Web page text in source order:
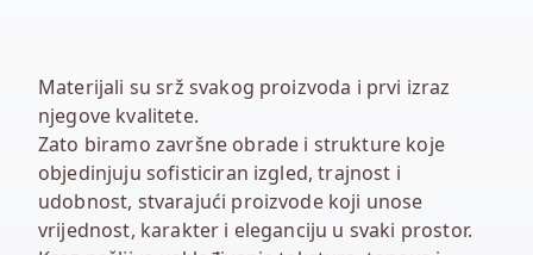
Materijali su srž svakog proizvoda i prvi izraz
njegove kvalitete.
Zato biramo završne obrade i strukture koje
objedinjuju sofisticiran izgled, trajnost i
udobnost, stvarajući proizvode koji unose
vrijednost, karakter i eleganciju u svaki prostor.